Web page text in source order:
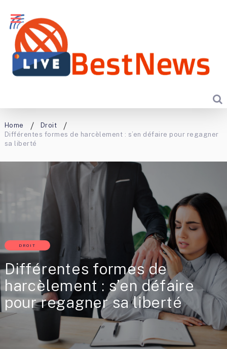
Home
Droit
Différentes formes de harcèlement : s’en défaire pour regagner
sa liberté
DROIT
Différentes formes de
harcèlement : s’en défaire
pour regagner sa liberté